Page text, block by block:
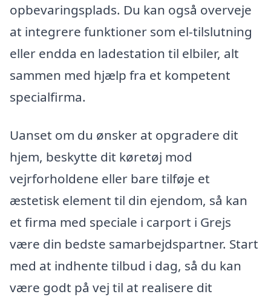
opbevaringsplads. Du kan også overveje
at integrere funktioner som el-tilslutning
eller endda en ladestation til elbiler, alt
sammen med hjælp fra et kompetent
specialfirma.
Uanset om du ønsker at opgradere dit
hjem, beskytte dit køretøj mod
vejrforholdene eller bare tilføje et
æstetisk element til din ejendom, så kan
et firma med speciale i carport i Grejs
være din bedste samarbejdspartner. Start
med at indhente tilbud i dag, så du kan
være godt på vej til at realisere dit